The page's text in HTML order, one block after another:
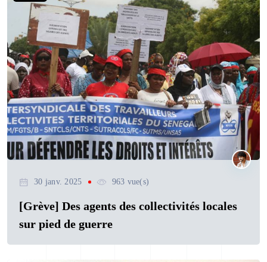
30 janv. 2025 963 vue(s)
[Grève] Des agents des collectivités locales
sur pied de guerre